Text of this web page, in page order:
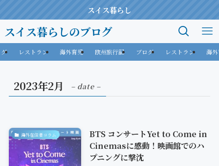
スイス暮らし
スイス暮らしのブログ
レストラン 海外育児 欧州旅行記 ブログ レストラン 海
2023年2月 – date –
海外在住者コラム
BTS コンサートYet to Come in
Cinemasに感動！映画館でのハ
プニングに撃沈